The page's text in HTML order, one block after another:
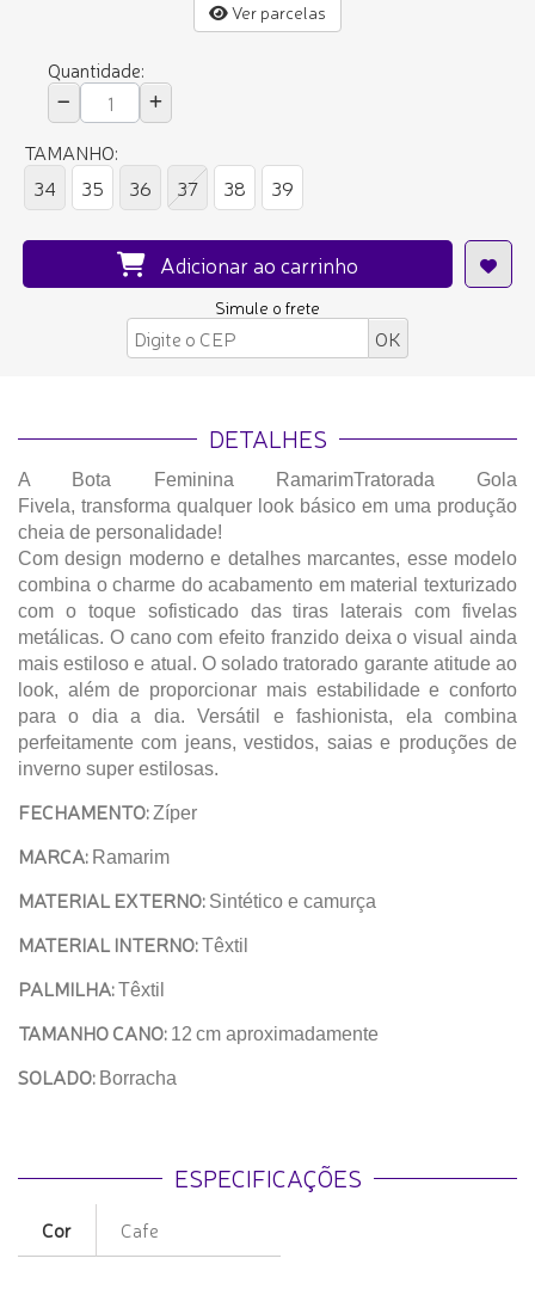
Ver parcelas
Quantidade:
TAMANHO:
34
35 36 37 38 39
Adicionar ao carrinho
Simule o frete
DETALHES
A Bota Feminina RamarimTratorada Gola
Fivela, transforma qualquer look básico em uma produção
cheia de personalidade!
Com design moderno e detalhes marcantes, esse modelo
combina o charme do acabamento em material texturizado
com o toque sofisticado das tiras laterais com fivelas
metálicas. O cano com efeito franzido deixa o visual ainda
mais estiloso e atual. O solado tratorado garante atitude ao
look, além de proporcionar mais estabilidade e conforto
para o dia a dia. Versátil e fashionista, ela combina
perfeitamente com jeans, vestidos, saias e produções de
inverno super estilosas.
FECHAMENTO:Zíper
MARCA: Ramarim
MATERIAL EXTERNO: Sintético e camurça
MATERIAL INTERNO:Têxtil
PALMILHA:Têxtil
TAMANHO CANO: 12 cm aproximadamente
SOLADO: Borracha
ESPECIFICAÇÕES
Cor Cafe